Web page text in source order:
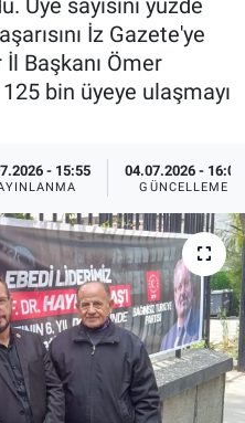
İz Gazete'ye
Başkanı Ömer
bin üyeye ulaşmayı
- 15:55 04.07.2026 - 16:02
GÜNCELLEME